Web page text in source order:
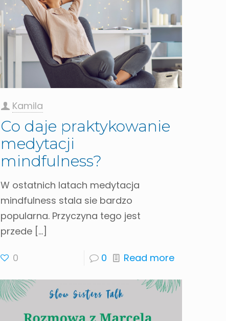
Kamila
Co daje praktykowanie
medytacji
mindfulness?
W ostatnich latach medytacja
mindfulness stala sie bardzo
popularna. Przyczyna tego jest
przede […]
0 0 Read more